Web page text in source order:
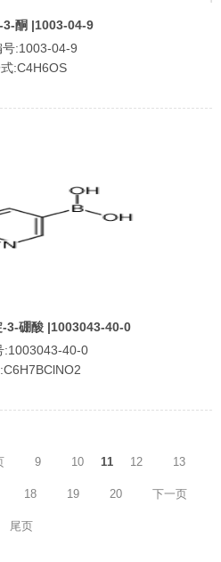
3-酮 |1003-04-9
号:1003-04-9
:C4H6OS
3-硼酸 |1003043-40-0
:1003043-40-0
9 10 11 12 13
18 19 20 下一页
尾页